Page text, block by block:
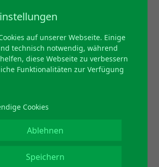
e.V.
- 2860
auf unserer Webseite. Einige
technisch notwendig, während
diese Webseite zu verbessern
Funktionalitäten zur Verfügung
Cookies
Ablehnen
Speichern